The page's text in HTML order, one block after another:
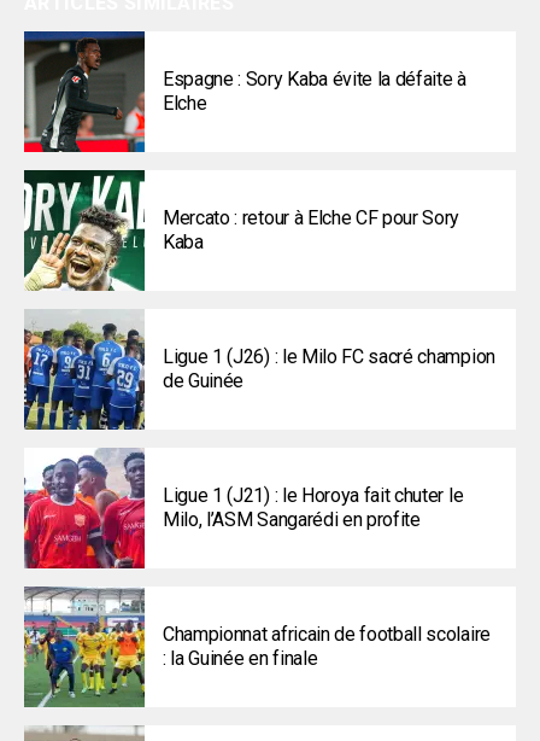
Espagne : Sory Kaba évite la défaite à
Elche
Mercato : retour à Elche CF pour Sory
Kaba
Ligue 1 (J26) : le Milo FC sacré champion
de Guinée
Ligue 1 (J21) : le Horoya fait chuter le
Milo, l’ASM Sangarédi en profite
Championnat africain de football scolaire
: la Guinée en finale